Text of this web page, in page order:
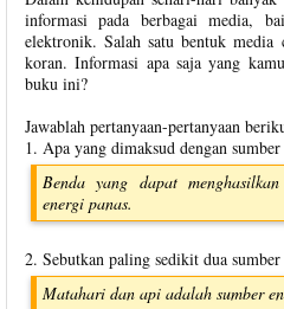
informasi pada berbagai media,
elektronik. Salah satu bentuk media
koran. Informasi apa saja yang
buku ini?
Jawablah pertanyaan-pertanyaan
1. Apa yang dimaksud dengan sumber
Benda yang dapat
energi panas.
2. Sebutkan paling sedikit dua
Matahari dan api adalah sumber